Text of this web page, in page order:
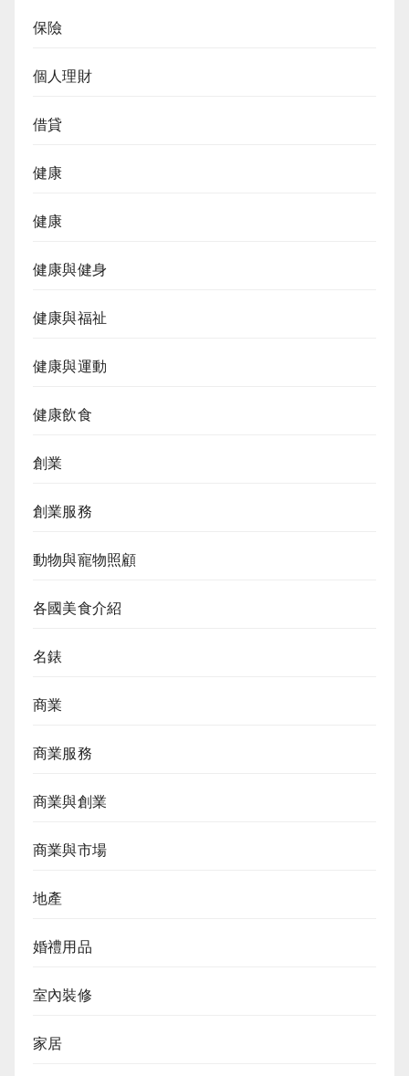
保險
個人理財
借貸
健康
健康
健康與健身
健康與福祉
健康與運動
健康飲食
創業
創業服務
動物與寵物照顧
各國美食介紹
名錶
商業
商業服務
商業與創業
商業與市場
地產
婚禮用品
室內裝修
家居